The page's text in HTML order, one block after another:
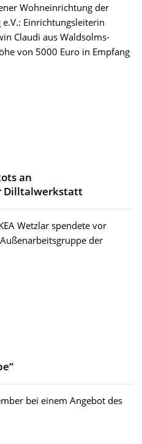
Wohneinrichtung der
Einrichtungsleiterin
Claudi aus Waldsolms-
von 5000 Euro in Empfang
an
Dilltalwerkstatt
Wetzlar spendete vor
der
bei einem Angebot des